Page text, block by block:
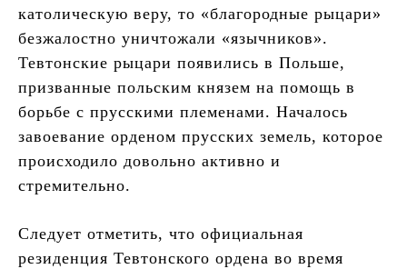
католическую веру, то «благородные рыцари»
безжалостно уничтожали «язычников».
Тевтонские рыцари появились в Польше,
призванные польским князем на помощь в
борьбе с прусскими племенами. Началось
завоевание орденом прусских земель, которое
происходило довольно активно и
стремительно.
Следует отметить, что официальная
резиденция Тевтонского ордена во время